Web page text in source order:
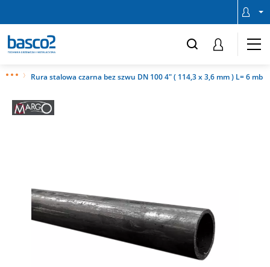
Rura stalowa czarna bez szwu DN 100 4" ( 114,3 x 3,6 mm ) L= 6 mb